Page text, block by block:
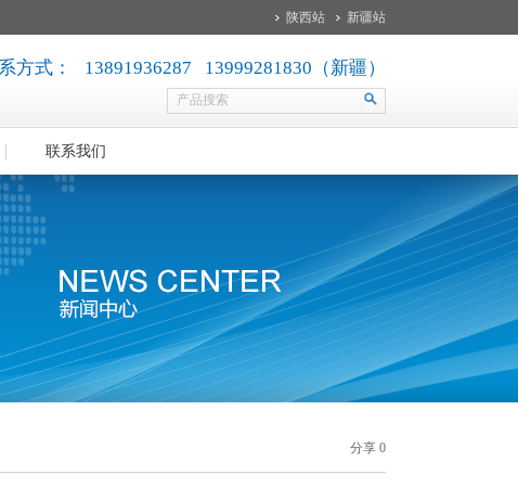
陕西站 新疆站
方式： 13891936287 13999281830（新疆）
联系我们
分享 0